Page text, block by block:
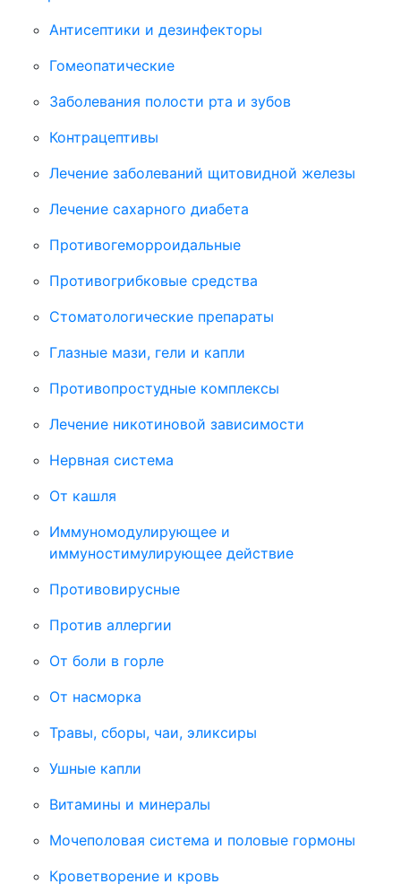
Антисептики и дезинфекторы
Гомеопатические
Заболевания полости рта и зубов
Контрацептивы
Лечение заболеваний щитовидной железы
Лечение сахарного диабета
Противогеморроидальные
Противогрибковые средства
Стоматологические препараты
Глазные мази, гели и капли
Противопростудные комплексы
Лечение никотиновой зависимости
Нервная система
От кашля
Иммуномодулирующее и
иммуностимулирующее действие
Противовирусные
Против аллергии
От боли в горле
От насморка
Травы, сборы, чаи, эликсиры
Ушные капли
Витамины и минералы
Мочеполовая система и половые гормоны
Кроветворение и кровь